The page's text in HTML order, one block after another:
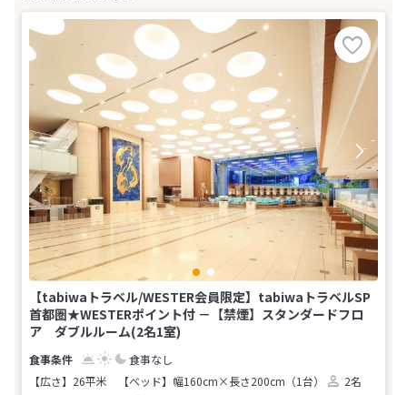
【tabiwaトラベル/WESTER会員限定】tabiwaトラベルSP
首都圏★WESTERポイント付 －【禁煙】スタンダードフロ
ア ダブルルーム(2名1室)
食事なし
【広さ】26平米
【ベッド】幅160cm×長さ200cm（1台）
2名